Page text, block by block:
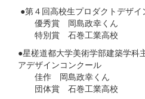
●第４回高校生プロダクトデザ
優秀賞 岡島政幸くん
特別賞 石巻工業高校
●星槎道都大学美術学部建築学
アデザインコンクール
佳作 岡島政幸くん
団体賞 石巻工業高校